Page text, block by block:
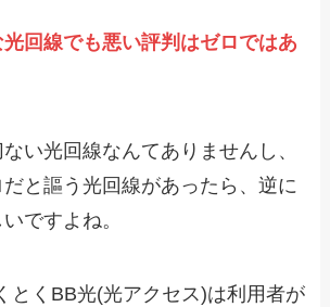
回線でも悪い評判はゼロではあ
い光回線なんてありませんし、
と謳う光回線があったら、逆に
ですよね。
とくBB光(光アクセス)は利用者が